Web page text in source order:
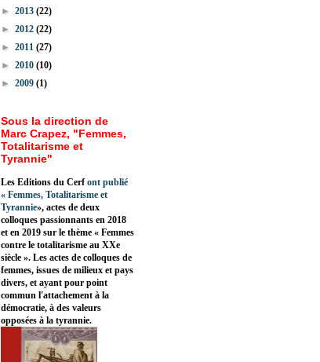
► 2013 (22)
► 2012 (22)
► 2011 (27)
► 2010 (10)
► 2009 (1)
Sous la direction de
Marc Crapez, "Femmes,
Totalitarisme et
Tyrannie"
Les Editions du Cerfont publié
« Femmes, Totalitarisme et
Tyrannie», actes de deux
colloques passionnants en 2018
et en 2019 sur le thème « Femmes
contre le totalitarisme au XXe
siècle ». Les actes de colloques de
femmes, issues de milieux et pays
divers, et ayant pour point
commun l'attachement à la
démocratie, à des valeurs
opposées à la tyrannie.